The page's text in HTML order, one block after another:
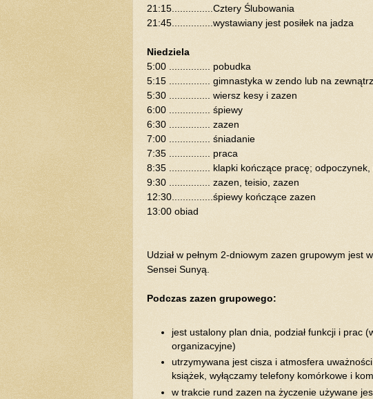
21:15...............Cztery Ślubowania
21:45...............wystawiany jest posiłek na jadza
Niedziela
5:00 ............... pobudka
5:15 ............... gimnastyka w zendo lub na zewnątrz
5:30 ............... wiersz kesy i zazen
6:00 ............... śpiewy
6:30 ............... zazen
7:00 ............... śniadanie
7:35 ............... praca
8:35 ............... klapki kończące pracę;
9:30 ............... zazen, teisio, zazen
12:30...............śpiewy kończące zazen
13:00 obiad
Udział w pełnym 2-dniowym zazen grupowym
Sensei Sunyą.
Podczas zazen grupowego:
jest ustalony plan dnia, podział funkcji i prac
organizacyjne)
utrzymywana jest cisza i atmosfera
książek, wyłączamy telefony komórkowe i
w trakcie rund zazen na życzenie używane